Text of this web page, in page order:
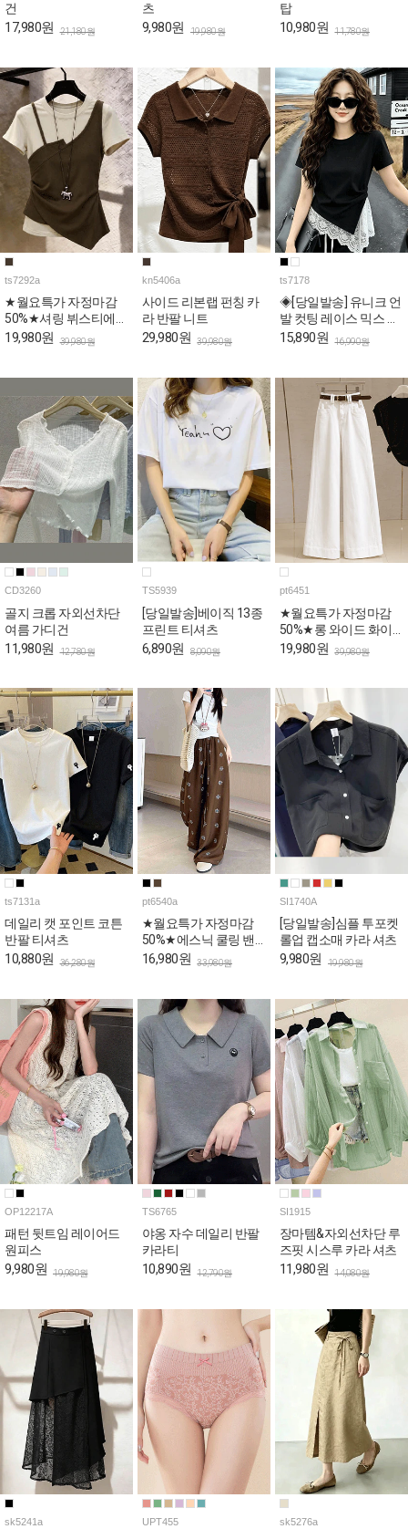
건
17,980원 21,180원
츠
9,980원 19,980원
탑
10,980원 11,780원
ts7292a
★월요특가 자정마감
50%★셔링 뷔스티에
슬림핏 레이어드 반팔
19,980원 39,980원
kn5406a
사이드 리본랩 펀칭 카
라 반팔 니트
29,980원 39,980원
ts7178
◈[당일발송] 유니크 언
발 컷팅 레이스 믹스 슬
림 반팔티
15,890원 16,990원
CD3260
골지 크롭 자외선차단
여름 가디건
11,980원 12,780원
TS5939
[당일발송]베이직 13종
프린트 티셔츠
6,890원 8,090원
pt6451
★월요특가 자정마감
50%★롱 와이드 화이
트 코튼 팬츠
19,980원 39,980원
ts7131a
데일리 캣 포인트 코튼
반팔 티셔츠
10,880원 36,280원
pt6540a
★월요특가 자정마감
50%★에스닉 쿨링 밴
딩 와이드 팬츠
16,980원 33,980원
SI1740A
[당일발송]심플 투포켓
롤업 캡소매 카라 셔츠
9,980원 19,980원
OP12217A
패턴 뒷트임 레이어드
원피스
9,980원 19,980원
TS6765
야옹 자수 데일리 반팔
카라티
10,890원 12,790원
SI1915
장마템&자외선차단 루
즈핏 시스루 카라 셔츠
11,980원 14,080원
sk5241a UPT455 sk5276a